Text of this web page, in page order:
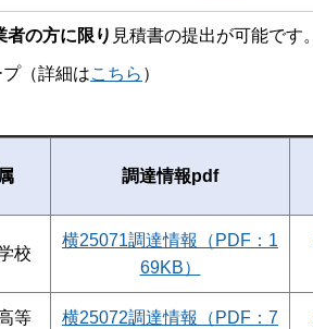
者の方に限り 見積書の提出が可能です。
詳細はこちら ）
調達情報pdf
校
横25071調達情報（PDF：1
69KB）
等
横25072調達情報（PDF：7